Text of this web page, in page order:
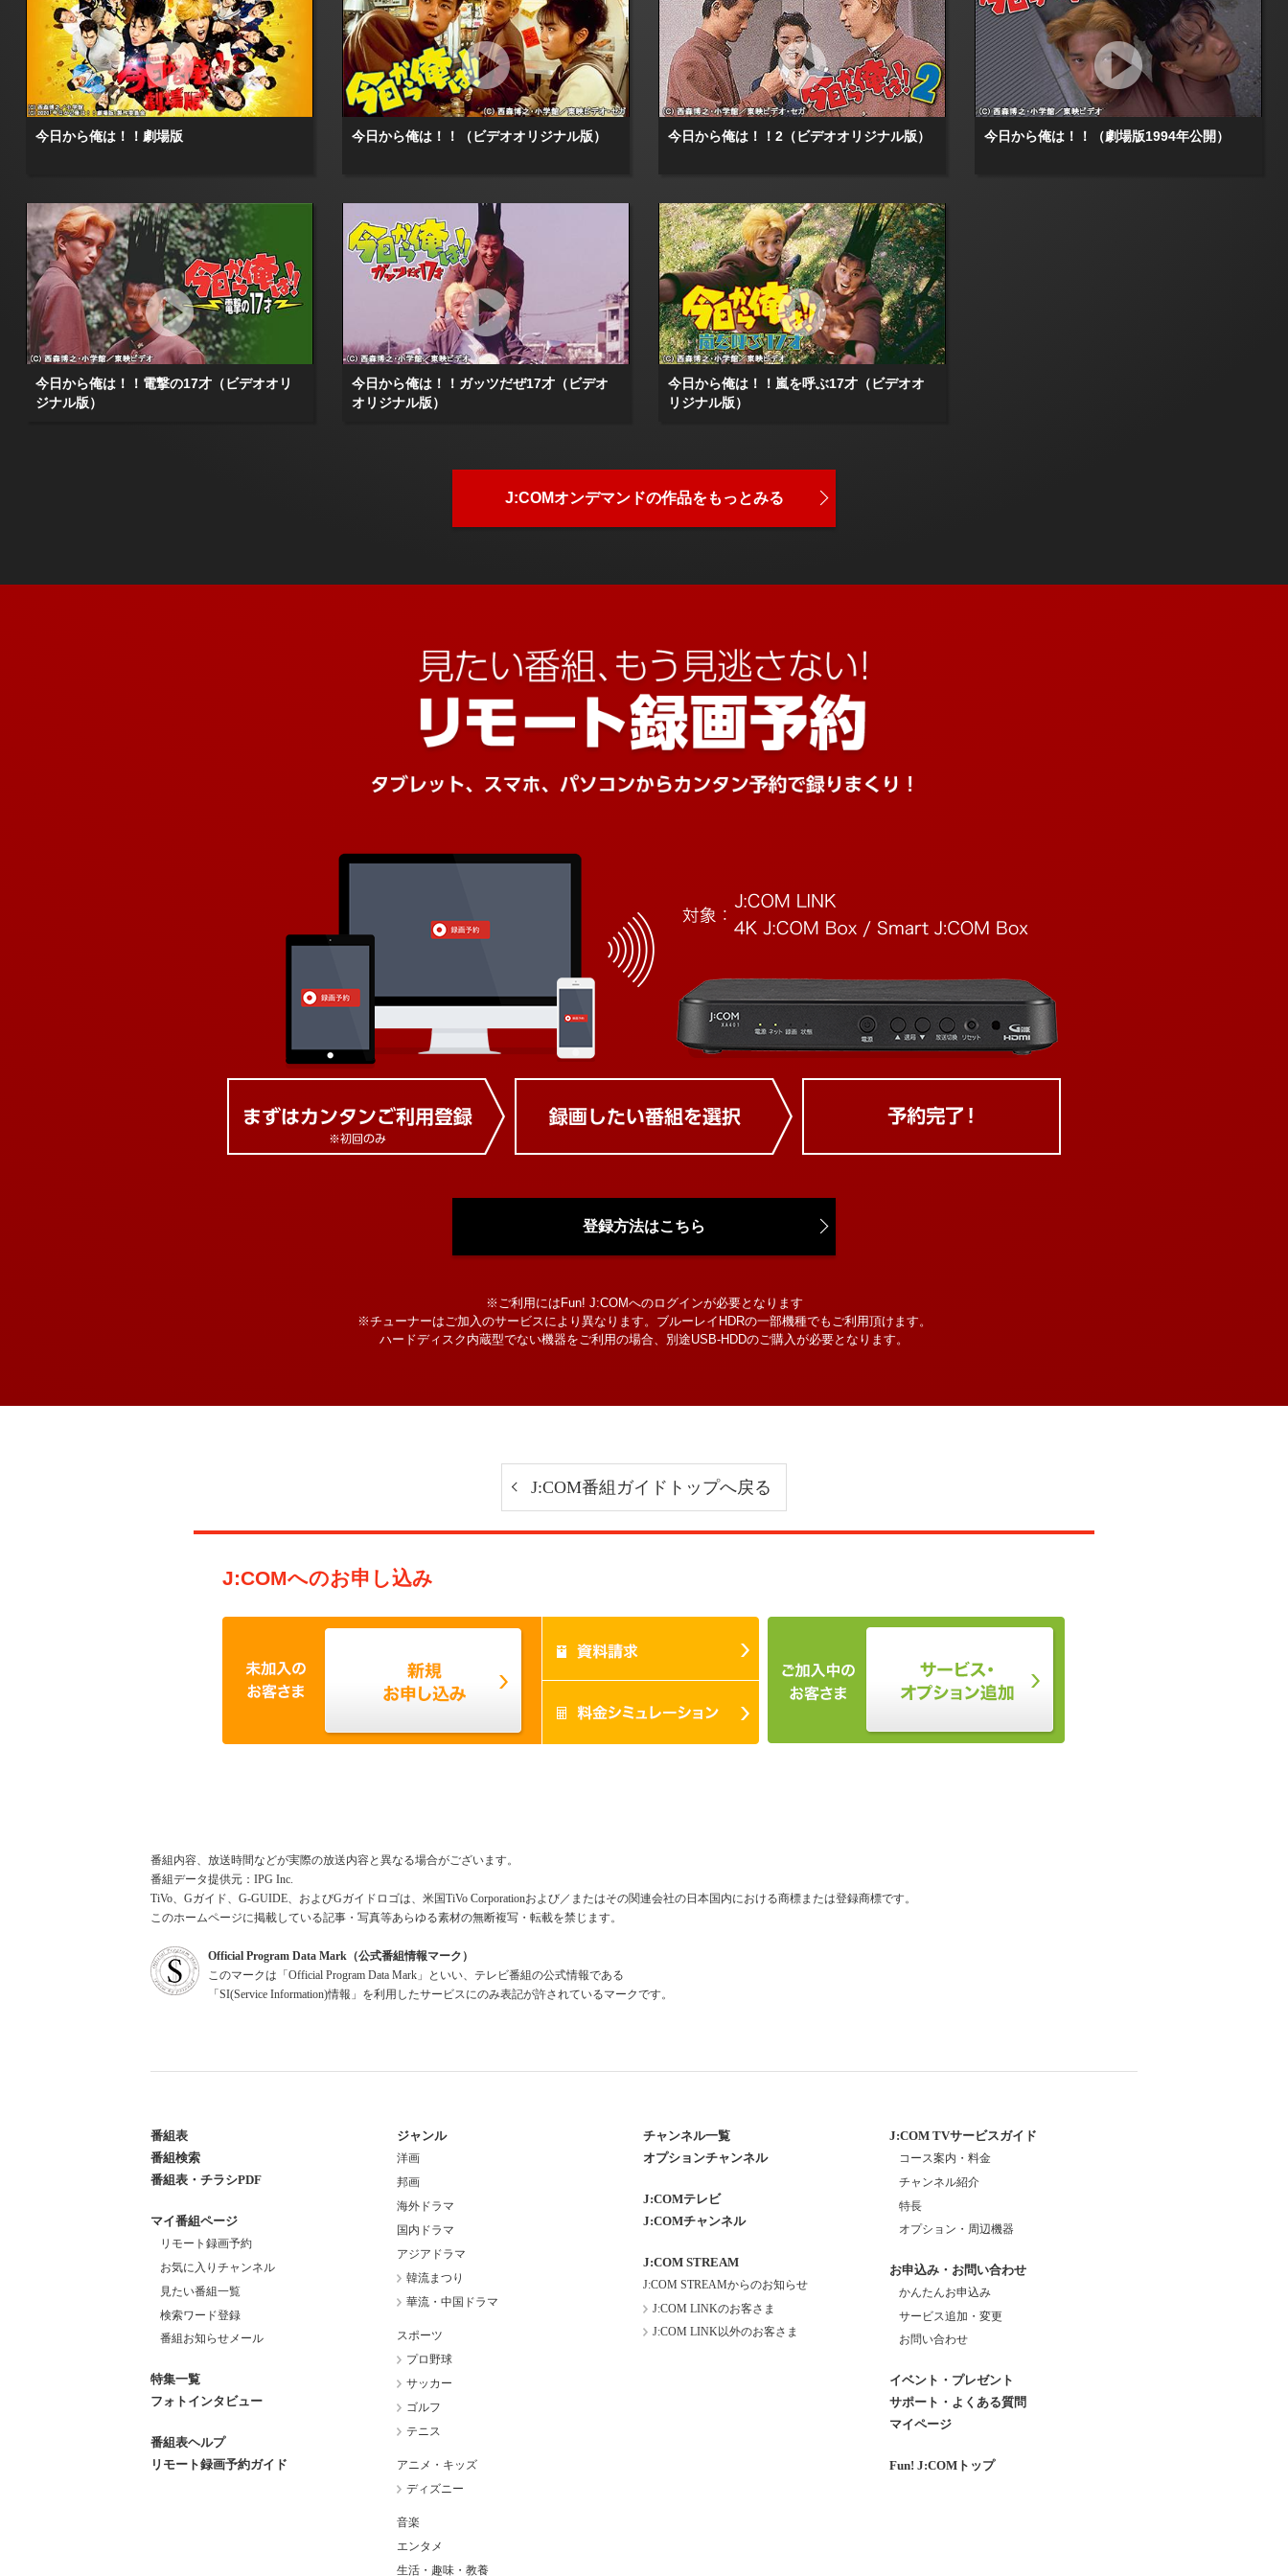
今日から俺は！！劇場版 今日から俺は！！（ビデオオリジナル版） 今日から俺は！！2（ビデオオリジナル版） 今日から俺は！！（劇場版1994年公開）
今日から俺は！！電撃の17才（ビデオオリ
ジナル版）
今日から俺は！！ガッツだぜ17才（ビデオ
オリジナル版）
今日から俺は！！嵐を呼ぶ17才（ビデオオ
リジナル版）
J:COMオンデマンドの作品をもっとみる
登録方法はこちら
※ご利用にはFun! J:COMへのログインが必要となります
※チューナーはご加入のサービスにより異なります。ブルーレイHDRの一部機種でもご利用頂けます。
ハードディスク内蔵型でない機器をご利用の場合、別途USB-HDDのご購入が必要となります。
J:COM番組ガイドトップへ戻る
J:COMへのお申し込み
番組内容、放送時間などが実際の放送内容と異なる場合がございます。
番組データ提供元：IPG Inc.
TiVo、Gガイド、G-GUIDE、およびGガイドロゴは、米国TiVo Corporationおよび／またはその関連会社の日本国内における商標または登録商標です。
このホームページに掲載している記事・写真等あらゆる素材の無断複写・転載を禁じます。
Official Program Data Mark（公式番組情報マーク）
このマークは「Official Program Data Mark」といい、テレビ番組の公式情報である
「SI(Service Information)情報」を利用したサービスにのみ表記が許されているマークです。
番組表
番組検索
番組表・チラシPDF
マイ番組ページ
リモート録画予約
お気に入りチャンネル
見たい番組一覧
検索ワード登録
番組お知らせメール
特集一覧
フォトインタビュー
番組表ヘルプ
リモート録画予約ガイド
ジャンル
洋画
邦画
海外ドラマ
国内ドラマ
アジアドラマ
韓流まつり
華流・中国ドラマ
スポーツ
プロ野球
サッカー
ゴルフ
テニス
アニメ・キッズ
ディズニー
音楽
エンタメ
生活・趣味・教養
チャンネル一覧
オプションチャンネル
J:COMテレビ
J:COMチャンネル
J:COM STREAM
J:COM STREAMからのお知らせ
J:COM LINKのお客さま
J:COM LINK以外のお客さま
J:COM TVサービスガイド
コース案内・料金
チャンネル紹介
特長
オプション・周辺機器
お申込み・お問い合わせ
かんたんお申込み
サービス追加・変更
お問い合わせ
イベント・プレゼント
サポート・よくある質問
マイページ
Fun! J:COMトップ